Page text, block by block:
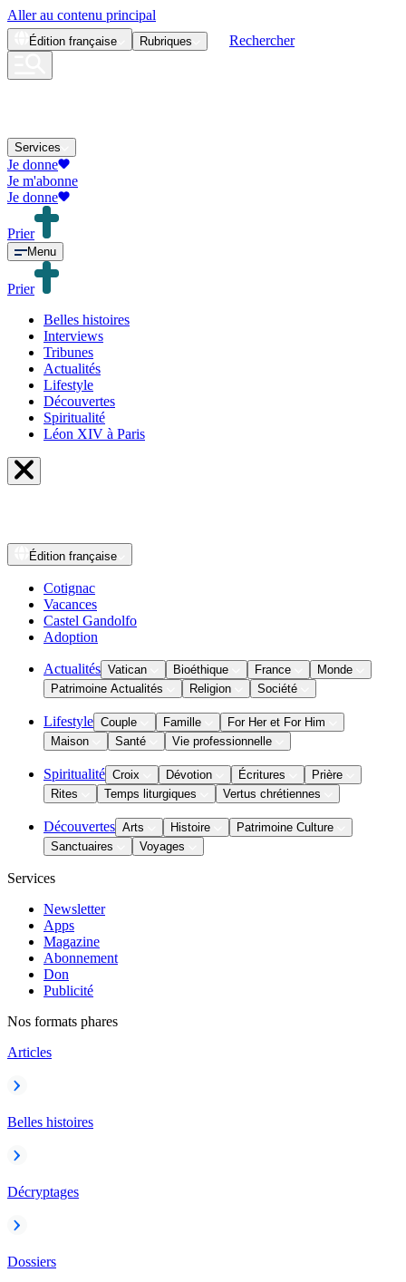
Aller au contenu principal
Édition française Rubriques Rechercher
Services
Je donne
Je m'abonne
Je donne
Prier
Menu
Prier
Belles histoires
Interviews
Tribunes
Actualités
Lifestyle
Découvertes
Spiritualité
Léon XIV à Paris
Édition française
Cotignac
Vacances
Castel Gandolfo
Adoption
Actualités Vatican Bioéthique France
Monde
Patrimoine Actualités
Religion Société
Lifestyle Couple Famille
For Her et For Him
Maison
Santé Vie professionnelle
Spiritualité Croix Dévotion Écritures
Prière
Rites
Temps liturgiques Vertus chrétiennes
Découvertes Arts Histoire
Patrimoine Culture
Sanctuaires
Voyages
Services
Newsletter
Apps
Magazine
Abonnement
Don
Publicité
Nos formats phares
Articles
Belles histoires
Décryptages
Dossiers